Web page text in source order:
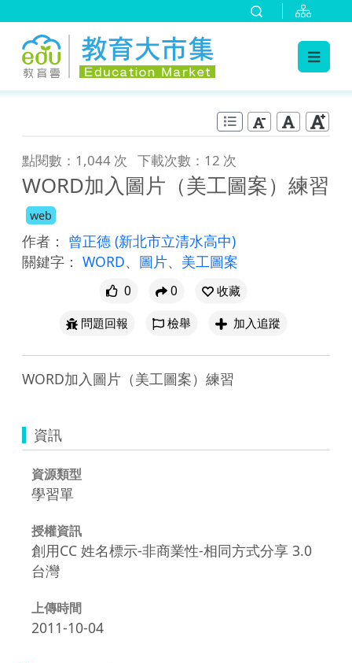
點閱數：1,044 次 下載次數：12 次
WORD加入圖片（美工圖案）練習
web
作者： 曾正德 (新北市立清水高中)
關鍵字： WORD、 圖片、 美工圖案
0 0
收藏
問題回報
檢舉 加入追蹤
WORD加入圖片（美工圖案）練習
資訊
資源類型
學習單
授權資訊
創用CC 姓名標示-非商業性-相同方式分享 3.0
台灣
上傳時間
2011-10-04